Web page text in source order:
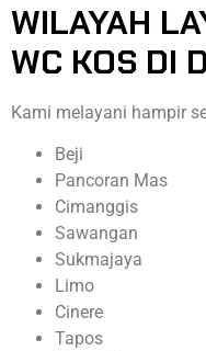
WILAYAH
WC KOS DI
Kami melayani hampir
Beji
Pancoran Mas
Cimanggis
Sawangan
Sukmajaya
Limo
Cinere
Tapos